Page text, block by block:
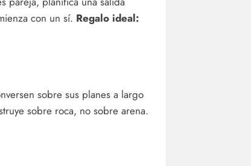
con un sí. Regalo ideal:
sobre sus planes a largo
sobre roca, no sobre arena.